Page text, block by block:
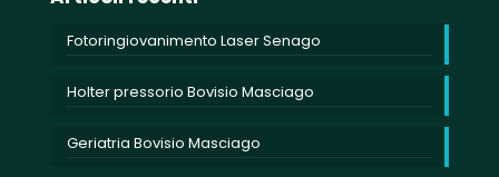
Fotoringiovanimento Laser Senago
Holter pressorio Bovisio Masciago
Geriatria Bovisio Masciago